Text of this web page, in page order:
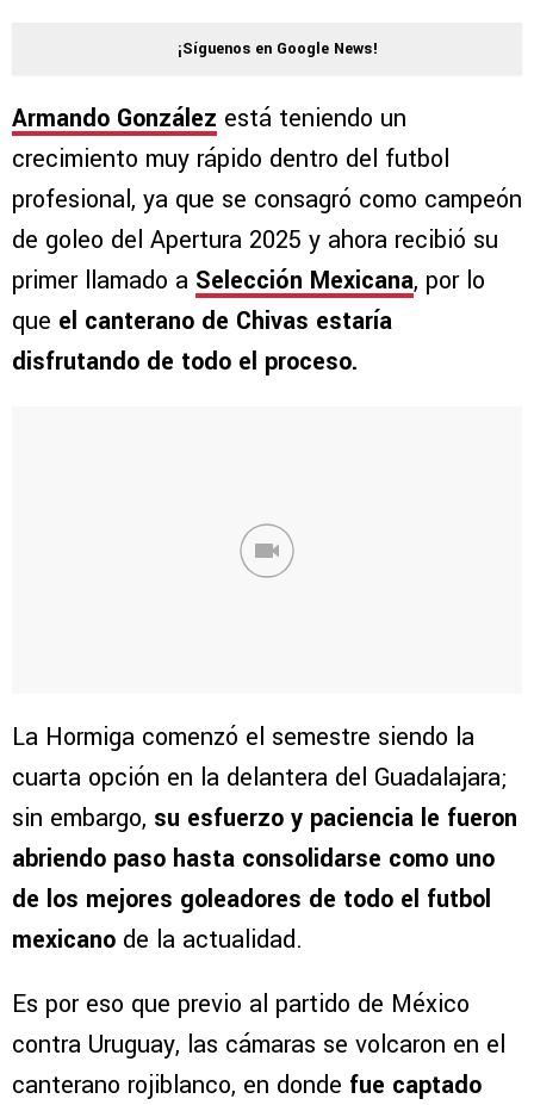
¡Síguenos en Google News!
Armando González está teniendo un
crecimiento muy rápido dentro del futbol
profesional, ya que se consagró como campeón
de goleo del Apertura 2025 y ahora recibió su
primer llamado a Selección Mexicana, por lo
que el canterano de Chivas estaría
disfrutando de todo el proceso.
La Hormiga comenzó el semestre siendo la
cuarta opción en la delantera del Guadalajara;
sin embargo, su esfuerzo y paciencia le fueron
abriendo paso hasta consolidarse como uno
de los mejores goleadores de todo el futbol
mexicano de la actualidad.
Es por eso que previo al partido de México
contra Uruguay, las cámaras se volcaron en el
canterano rojiblanco, en donde fue captado